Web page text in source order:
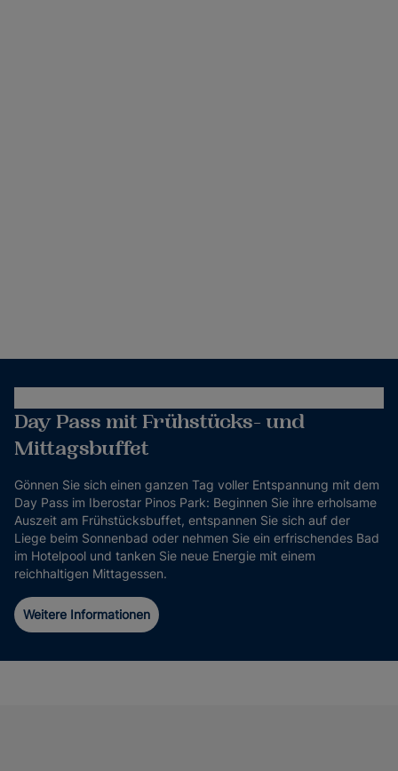
Day Pass mit Frühstücks- und
Mittagsbuffet
Gönnen Sie sich einen ganzen Tag voller Entspannung mit dem
Day Pass im Iberostar Pinos Park: Beginnen Sie ihre erholsame
Auszeit am Frühstücksbuffet, entspannen Sie sich auf der
Liege beim Sonnenbad oder nehmen Sie ein erfrischendes Bad
im Hotelpool und tanken Sie neue Energie mit einem
reichhaltigen Mittagessen.
Weitere Informationen